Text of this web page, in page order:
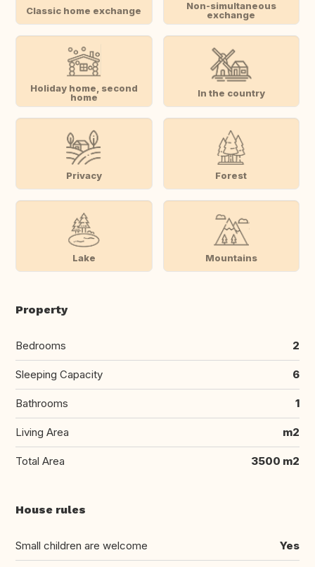
Classic home exchange
Non-simultaneous
exchange
Holiday home, second
home
In the country
Privacy Forest
Lake Mountains
Property
Bedrooms 2
Sleeping Capacity 6
Bathrooms 1
Living Area m2
Total Area 3500 m2
House rules
Small children are welcome Yes